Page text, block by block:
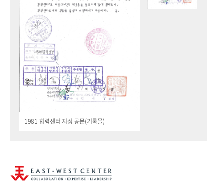
1981 협력센터 지정 공문(기록물)